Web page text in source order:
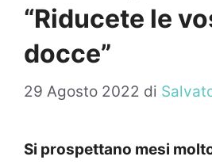
“Riducete le
docce”
29 Agosto 2022 di
Si prospettano mesi